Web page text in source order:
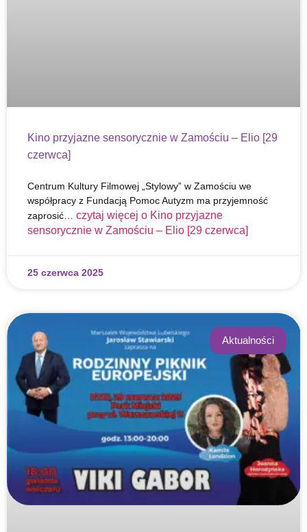
Kino przyjazne sensorycznie w Zamościu – Elio [29
czerwca]
Centrum Kultury Filmowej „Stylowy” w Zamościu we
współpracy z Fundacją Pomoc Autyzm ma przyjemność
zaprosić… czytaj więcej o Kino przyjazne
sensorycznie w Zamościu – Elio [29 czerwca]
25 czerwca 2025
Aktualności